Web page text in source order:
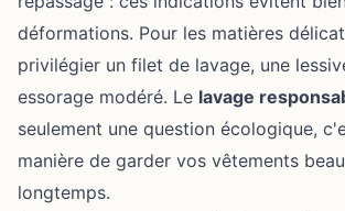
déformations. Pour les matières
privilégier un filet de lavage, une
essorage modéré. Le lavage
seulement une question écologique,
manière de garder vos vêtements
longtemps.